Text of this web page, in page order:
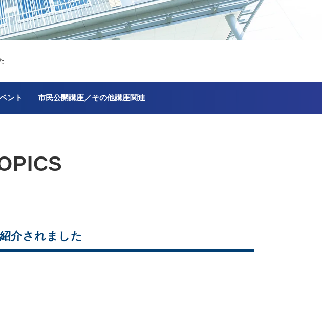
ント 市民公開講座／その他講座関連
介されました